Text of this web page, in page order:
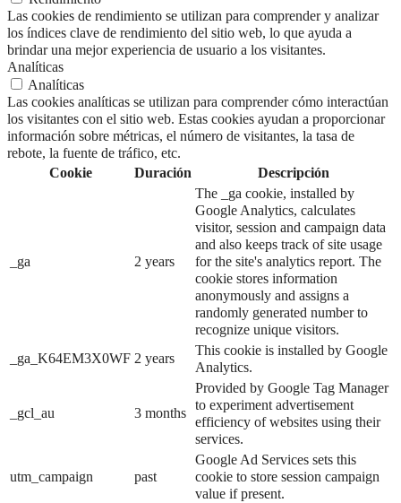
Las cookies de rendimiento se utilizan para comprender y analizar
los índices clave de rendimiento del sitio web, lo que ayuda a
brindar una mejor experiencia de usuario a los visitantes.
Analíticas
Analíticas
Las cookies analíticas se utilizan para comprender cómo interactúan
los visitantes con el sitio web. Estas cookies ayudan a proporcionar
información sobre métricas, el número de visitantes, la tasa de
rebote, la fuente de tráfico, etc.
Cookie
Duración Descripción
_ga 2 years
The _ga cookie, installed by
Google Analytics, calculates
visitor, session and campaign data
and also keeps track of site usage
for the site's analytics report. The
cookie stores information
anonymously and assigns a
randomly generated number to
recognize unique visitors.
_ga_K64EM3X0WF 2 years
This cookie is installed by Google
Analytics.
_gcl_au 3 months
Provided by Google Tag Manager
to experiment advertisement
efficiency of websites using their
services.
utm_campaign past
Google Ad Services sets this
cookie to store session campaign
value if present.